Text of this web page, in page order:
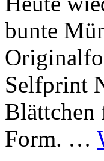
bunte
Selfprint
Blättchen
Form. …